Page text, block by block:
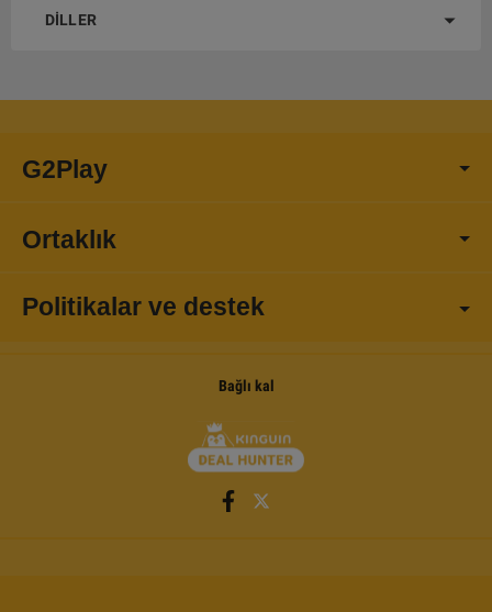
DILLER
G2Play
Ortaklık
Politikalar ve destek
Bağlı kal